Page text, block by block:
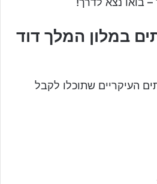
במלון המלך דוד
העיקריים שתוכלו לקבל